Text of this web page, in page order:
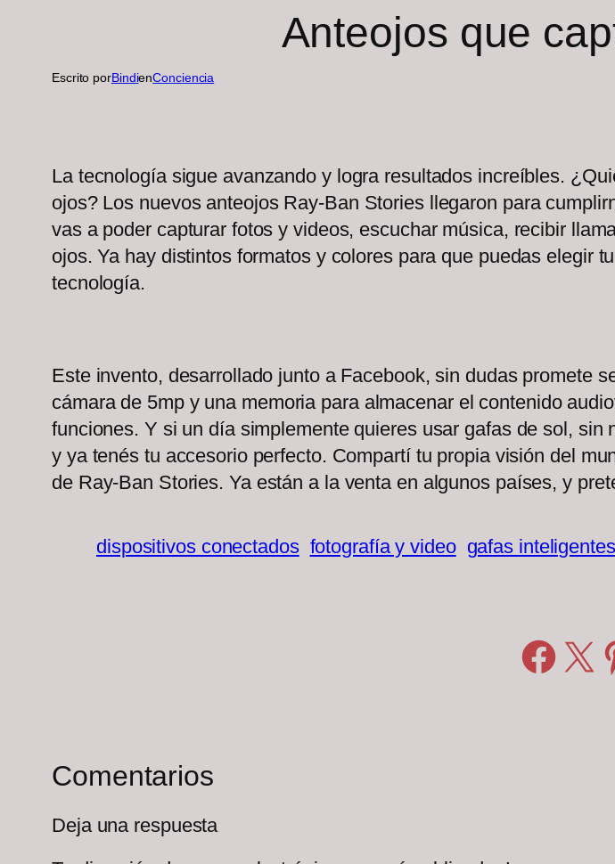
Anteojos que
Escrito porBindienConciencia
La tecnología sigue avanzando y logra resultados increíbles.
ojos? Los nuevos anteojos Ray-Ban Stories llegaron para
vas a poder capturar fotos y videos, escuchar música, recibir
ojos. Ya hay distintos formatos y colores para que puedas elegir
tecnología.
Este invento, desarrollado junto a Facebook, sin dudas promete
cámara de 5mp y una memoria para almacenar el contenido
funciones. Y si un día simplemente quieres usar gafas de sol,
y ya tenés tu accesorio perfecto. Compartí tu propia visión del
de Ray-Ban Stories. Ya están a la venta en algunos países, y
dispositivos conectados fotografía y video gafas inteligentes
Compartir en
Compartir en X
Comentarios
Deja una respuesta